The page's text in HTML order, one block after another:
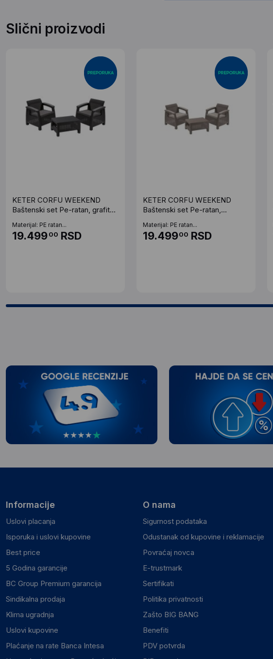
Slični proizvodi
KETER CORFU WEEKEND
Baštenski set Pe-ratan, grafit
Materijal: PE ratan...
19.49900 RSD
KETER CORFU WEEKEND
Baštenski set Pe-ratan,
Materijal: PE ratan...
19.49900 RSD
Informacije
Uslovi placanja
Isporuka i uslovi kupovine
Best price
5 Godina garancije
BC Group Premium garancija
Sindikalna prodaja
Klima ugradnja
Uslovi kupovine
Plaćanje na rate Banca Intesa
O nama
Sigurnost podataka
Odustanak od kupovine i reklamacije
Povraćaj novca
E-trustmark
Sertifikati
Politika privatnosti
Zašto BIG BANG
Benefiti
PDV potvrda